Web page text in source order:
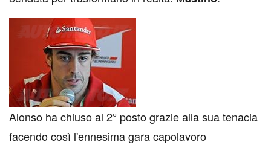
Alonso ha chiuso al 2° posto grazie alla sua tenacia
facendo così l'ennesima gara capolavoro